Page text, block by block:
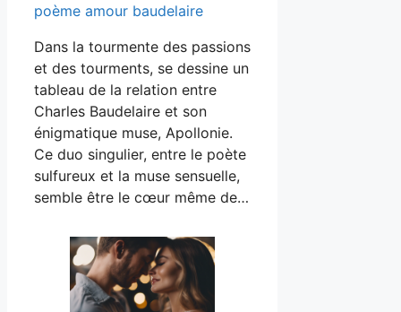
poème amour baudelaire
Dans la tourmente des passions
et des tourments, se dessine un
tableau de la relation entre
Charles Baudelaire et son
énigmatique muse, Apollonie.
Ce duo singulier, entre le poète
sulfureux et la muse sensuelle,
semble être le cœur même de…